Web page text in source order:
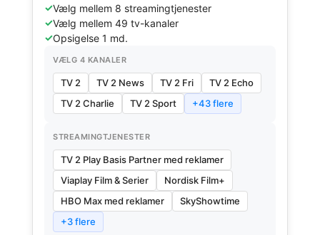
Vælg mellem 8 streamingtjenester
Vælg mellem 49 tv-kanaler
Opsigelse 1 md.
VÆLG 4 KANALER
TV 2 TV 2 News TV 2 Fri
TV 2 Echo
TV 2 Charlie
TV 2 Sport +43 flere
STREAMINGTJENESTER
TV 2 Play Basis Partner med reklamer
Viaplay Film & Serier
Nordisk Film+
HBO Max med reklamer
SkyShowtime
+3 flere